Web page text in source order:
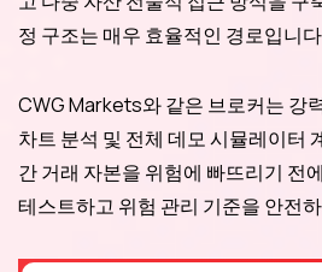
정 구조는 매우 효율적인 경로입니
CWG Markets와 같은 브로커는 강
차트 분석 및 전체 데모 시뮬레이터
간 거래 자본을 위험에 빠뜨리기 전
테스트하고 위험 관리 기준을 안전